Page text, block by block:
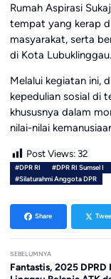
Rumah Aspirasi
tempat yang kerap
masyarakat, serta
di Kota Lubuklinggau.
Melalui kegiatan ini,
kepedulian sosial di
khususnya dalam
nilai-nilai
Post Views: 32
#DPR RI #DPR RI Sumsel I
#Silaturahmi Anggota DPR
Share
SEBELUMNYA
Fantastis, 2025 DPRD